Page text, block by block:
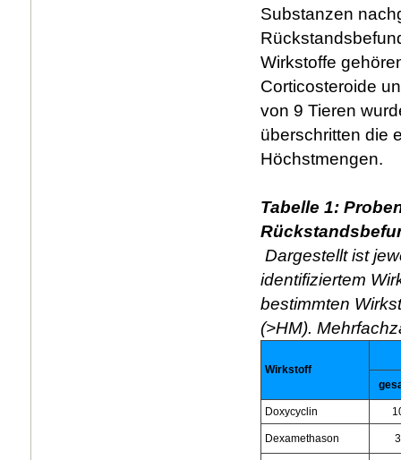
Substanzen
Wirkstoffe
Corticosteroide
von 9 Tieren
überschritten die
Höchstmengen.
Tabelle 1:
Dargestellt ist
identifiziertem
bestimmten
(>HM).
Wirkstoff
Doxycyclin
Dexamethason 3